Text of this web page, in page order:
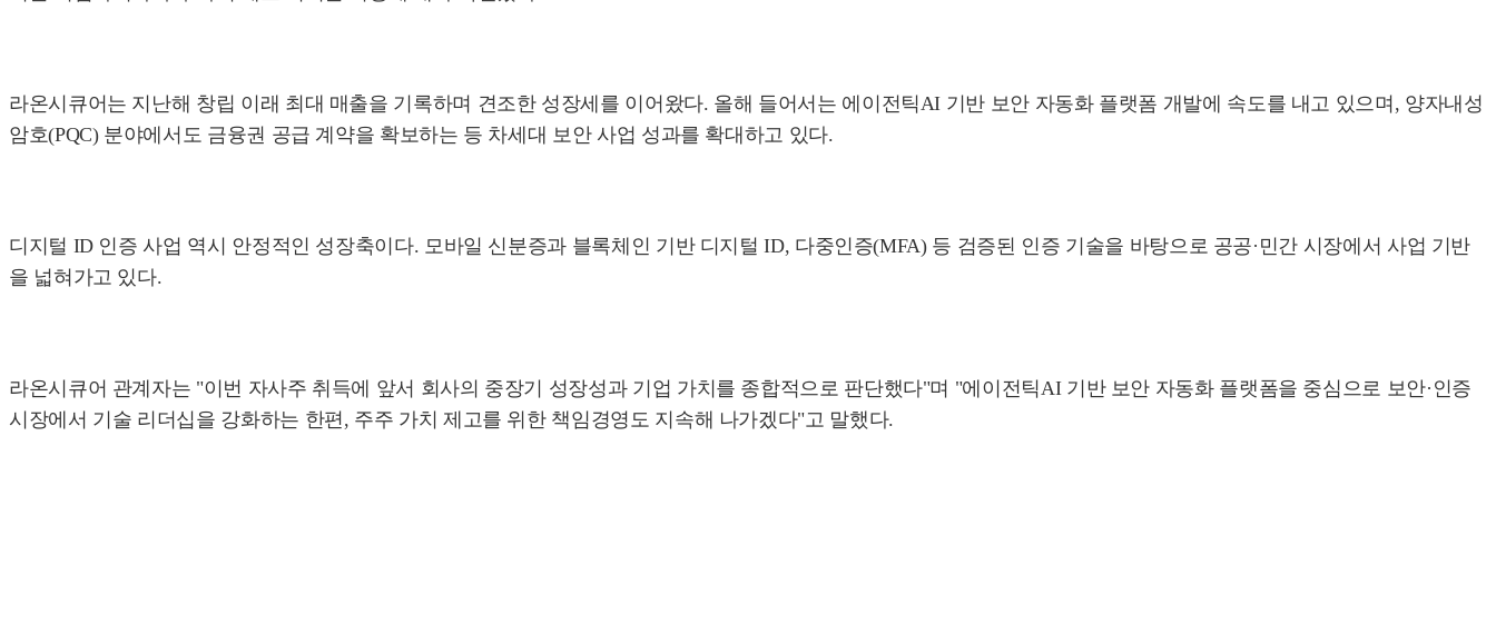
라온시큐어는 지난해 창립 이래 최대 매출을 기록하며 견조한 성장세를 이어왔다. 올해 들어서는 에이전틱AI 기반 보안 자동화 플랫폼 개발에 속도를 내고 있으며, 양자내성
암호(PQC) 분야에서도 금융권 공급 계약을 확보하는 등 차세대 보안 사업 성과를 확대하고 있다.
디지털 ID 인증 사업 역시 안정적인 성장축이다. 모바일 신분증과 블록체인 기반 디지털 ID, 다중인증(MFA) 등 검증된 인증 기술을 바탕으로 공공·민간 시장에서 사업 기반
을 넓혀가고 있다.
라온시큐어 관계자는 "이번 자사주 취득에 앞서 회사의 중장기 성장성과 기업 가치를 종합적으로 판단했다"며 "에이전틱AI 기반 보안 자동화 플랫폼을 중심으로 보안·인증
시장에서 기술 리더십을 강화하는 한편, 주주 가치 제고를 위한 책임경영도 지속해 나가겠다"고 말했다.